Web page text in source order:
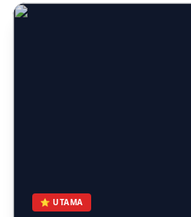
⭐ UTAMA